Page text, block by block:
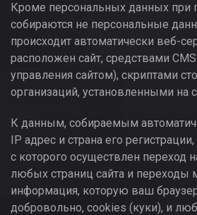
Кроме персональных данных при
собираются не персональные
происходит автоматически веб-
расположен сайт, средствами
управления сайтом), скриптами
организаций, установленными на
К данным, собираемым
IP адрес и страна его
с которого осуществлен переход
любых страниц сайта и переходы
информация, которую ваш
добровольно, cookies (куки), и